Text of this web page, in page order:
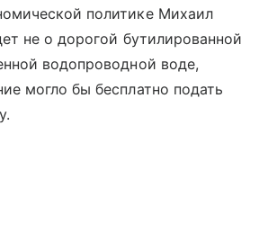
политике Михаил
не о дорогой бутилированной
водопроводной воде,
могло бы бесплатно подать